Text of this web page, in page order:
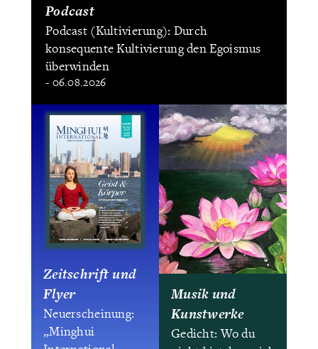
Podcast
Podcast (Kultivierung): Durch
konsequente Kultivierung den Egoismus
überwinden
- 06.08.2026
Zeitschrift und
Flyer
Neuerscheinung:
„Minghui
Musik und
Kunstwerke
Gedicht: Wo du